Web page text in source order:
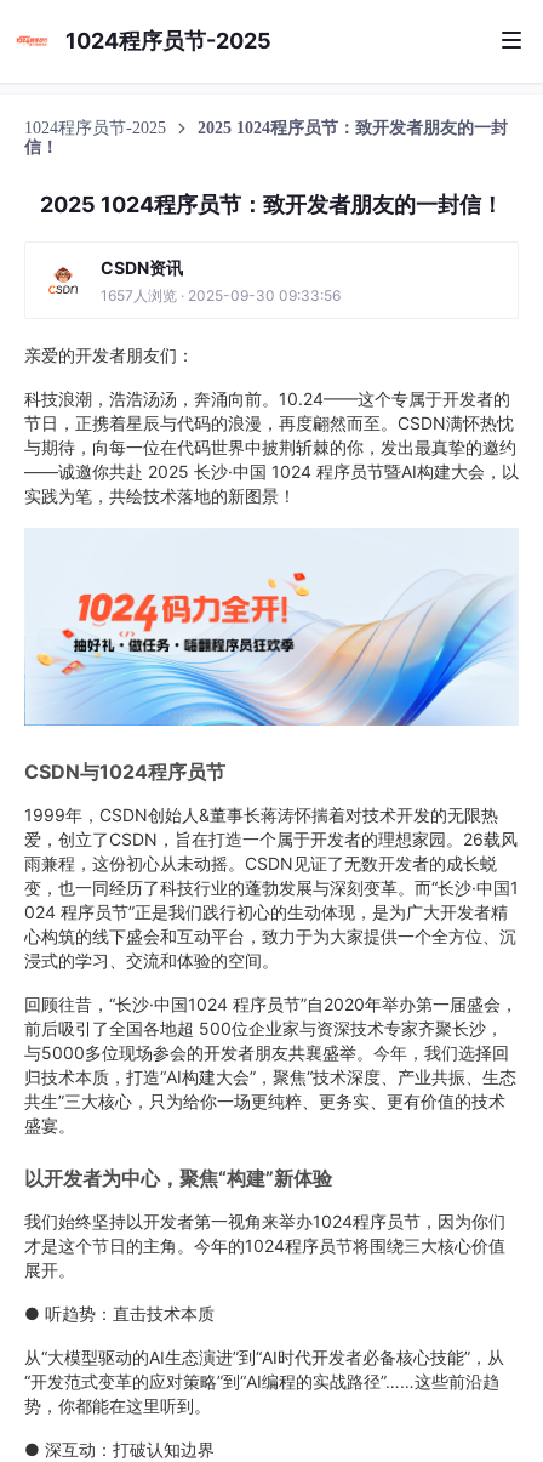
1024程序员节-2025
1024程序员节-2025
2025 1024程序员节：致开发者朋友的一封
信！
2025 1024程序员节：致开发者朋友的一封信！
CSDN资讯
1657人浏览 · 2025-09-30 09:33:56
亲爱的开发者朋友们：
科技浪潮，浩浩汤汤，奔涌向前。10.24——这个专属于开发者的
节日，正携着星辰与代码的浪漫，再度翩然而至。CSDN满怀热忱
与期待，向每一位在代码世界中披荆斩棘的你，发出最真挚的邀约
——诚邀你共赴 2025 长沙·中国 1024 程序员节暨AI构建大会，以
实践为笔，共绘技术落地的新图景！
CSDN与1024程序员节
1999年，CSDN创始人&董事长蒋涛怀揣着对技术开发的无限热
爱，创立了CSDN，旨在打造一个属于开发者的理想家园。26载风
雨兼程，这份初心从未动摇。CSDN见证了无数开发者的成长蜕
变，也一同经历了科技行业的蓬勃发展与深刻变革。而“长沙·中国1
024 程序员节”正是我们践行初心的生动体现，是为广大开发者精
心构筑的线下盛会和互动平台，致力于为大家提供一个全方位、沉
浸式的学习、交流和体验的空间。
回顾往昔，“长沙·中国1024 程序员节”自2020年举办第一届盛会，
前后吸引了全国各地超 500位企业家与资深技术专家齐聚长沙，
与5000多位现场参会的开发者朋友共襄盛举。今年，我们选择回
归技术本质，打造“AI构建大会”，聚焦“技术深度、产业共振、生态
共生”三大核心，只为给你一场更纯粹、更务实、更有价值的技术
盛宴。
以开发者为中心，聚焦“构建”新体验
我们始终坚持以开发者第一视角来举办1024程序员节，因为你们
才是这个节日的主角。今年的1024程序员节将围绕三大核心价值
展开。
● 听趋势：直击技术本质
从“大模型驱动的AI生态演进”到“AI时代开发者必备核心技能”，从
“开发范式变革的应对策略”到“AI编程的实战路径”……这些前沿趋
势，你都能在这里听到。
● 深互动：打破认知边界